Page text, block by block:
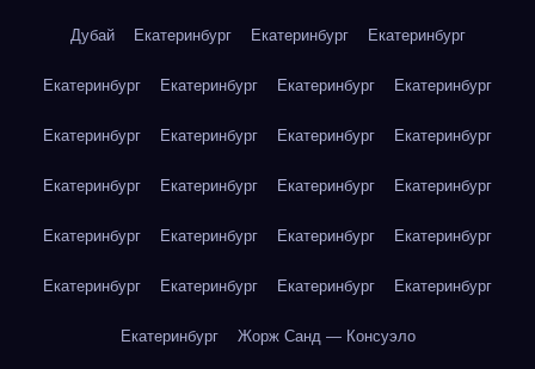
Дубай Екатеринбург Екатеринбург Екатеринбург
Екатеринбург Екатеринбург Екатеринбург Екатеринбург
Екатеринбург Екатеринбург Екатеринбург Екатеринбург
Екатеринбург Екатеринбург Екатеринбург Екатеринбург
Екатеринбург Екатеринбург Екатеринбург Екатеринбург
Екатеринбург Екатеринбург Екатеринбург Екатеринбург
Екатеринбург Жорж Санд — Консуэло